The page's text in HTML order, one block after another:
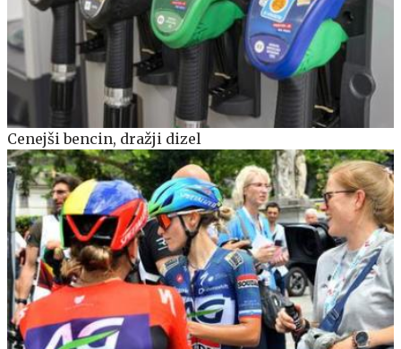
Cenejši bencin, dražji dizel